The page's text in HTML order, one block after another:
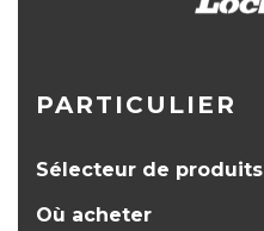
PARTICULIER
Sélecteur de produits
Où acheter